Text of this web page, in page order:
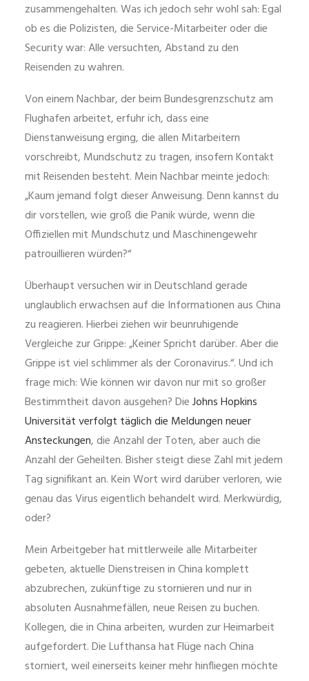
zusammengehalten. Was ich jedoch sehr wohl sah: Egal
ob es die Polizisten, die Service-Mitarbeiter oder die
Security war: Alle versuchten, Abstand zu den
Reisenden zu wahren.
Von einem Nachbar, der beim Bundesgrenzschutz am
Flughafen arbeitet, erfuhr ich, dass eine
Dienstanweisung erging, die allen Mitarbeitern
vorschreibt, Mundschutz zu tragen, insofern Kontakt
mit Reisenden besteht. Mein Nachbar meinte jedoch:
„Kaum jemand folgt dieser Anweisung. Denn kannst du
dir vorstellen, wie groß die Panik würde, wenn die
Offiziellen mit Mundschutz und Maschinengewehr
patrouillieren würden?“
Überhaupt versuchen wir in Deutschland gerade
unglaublich erwachsen auf die Informationen aus China
zu reagieren. Hierbei ziehen wir beunruhigende
Vergleiche zur Grippe: „Keiner Spricht darüber. Aber die
Grippe ist viel schlimmer als der Coronavirus.“. Und ich
frage mich: Wie können wir davon nur mit so großer
Bestimmtheit davon ausgehen? DieJohns Hopkins
Universität verfolgt täglich die Meldungen neuer
Ansteckungen, die Anzahl der Toten, aber auch die
Anzahl der Geheilten. Bisher steigt diese Zahl mit jedem
Tag signifikant an. Kein Wort wird darüber verloren, wie
genau das Virus eigentlich behandelt wird. Merkwürdig,
oder?
Mein Arbeitgeber hat mittlerweile alle Mitarbeiter
gebeten, aktuelle Dienstreisen in China komplett
abzubrechen, zukünftige zu stornieren und nur in
absoluten Ausnahmefällen, neue Reisen zu buchen.
Kollegen, die in China arbeiten, wurden zur Heimarbeit
aufgefordert. Die Lufthansa hat Flüge nach China
storniert, weil einerseits keiner mehr hinfliegen möchte